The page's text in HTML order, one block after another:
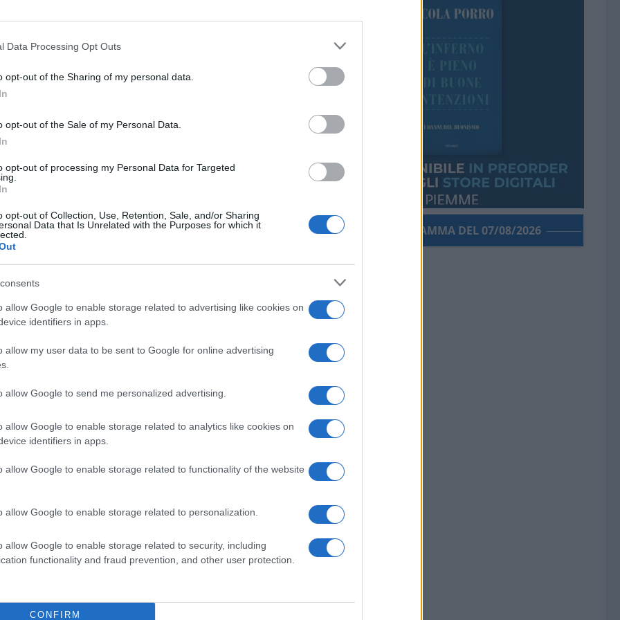
Data Processing Opt Outs
opt-out of the Sharing of my personal data.
opt-out of the Sale of my Personal Data.
opt-out of processing my Personal Data for Targeted
opt-out of Collection, Use, Retention, Sale, and/or Sharing
Data that Is Unrelated with the Purposes for which it
allow Google to enable storage related to advertising like cookies on
identifiers in apps.
allow my user data to be sent to Google for online advertising
allow Google to send me personalized advertising.
allow Google to enable storage related to analytics like cookies on
identifiers in apps.
allow Google to enable storage related to functionality of the website
allow Google to enable storage related to personalization.
allow Google to enable storage related to security, including
functionality and fraud prevention, and other user protection.
CONFIRM
lor Signori, che conoscono tanti bei
non si fa fregare…”. Questo stile, un
due piccioni con una fava: solletica
pone al servizio di una ben precisa area
le stesse maschere compaiono a
e intellettuali impegnati a
reazionari per la cultura e il tersitismo
giornalistici. In tal modo, se uno di
è la
arretrata e controriformistica, che la
bonificare con una autentica ‘riforma
politico. Anche in altri paesi i Jacques
giacchetta in questa o in quella
strada. Da noi, però, il populismo
e mistificante che non ha eguali in altre
strategia occulta intesa a velare i
nazionale da mezzo secolo a questa
parlanti sprofonda ogni velleità di
siano le reali poste in gioco del
si celi nella lotta, spesso esasperata,
Spinelli, una sorta di Hannah Arendt in
la penna nel calamaio dell’Imperativo
ardore le dettava su
della “malattia italiana”. “È un male
PORROGRAMMA DEL 07/08/2026